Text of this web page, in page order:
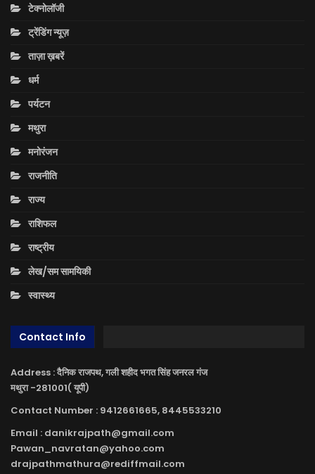
टेक्नोलॉजी
ट्रेंडिंग न्यूज़
ताज़ा ख़बरें
धर्म
पर्यटन
मथुरा
मनोरंजन
राजनीति
राज्य
राशिफल
राष्ट्रीय
लेख/सम सामयिकी
स्वास्थ्य
Contact Info
Address : दैनिक राजपथ, गली शहीद भगत सिंह जनरल गंज
मथुरा -281001( यूपी)
Contact Number : 9412661665, 8445533210
Email : danikrajpath@gmail.com
Pawan_navratan@yahoo.com
drajpathmathura@rediffmail.com